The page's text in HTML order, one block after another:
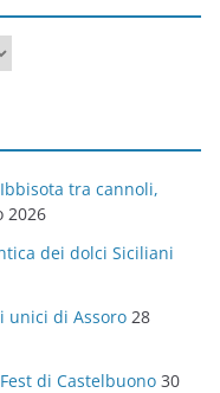
tra cannoli,
2026
dei dolci Siciliani
unici di Assoro 28
di Castelbuono 30